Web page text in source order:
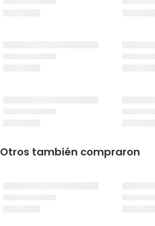
Otros también compraron